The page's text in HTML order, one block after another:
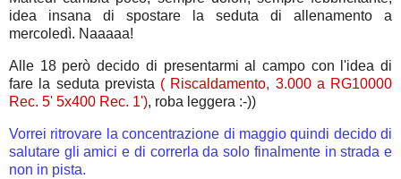
idea insana di spostare la seduta di allenamento a
mercoledì. Naaaaa!
Alle 18 però decido di presentarmi al campo con l'idea di
fare la seduta prevista ( Riscaldamento, 3.000 a RG10000
Rec. 5' 5x400 Rec. 1'), roba leggera :-))
Vorrei ritrovare la concentrazione di maggio quindi decido di
salutare gli amici e di correrla da solo finalmente in strada e
non in pista.